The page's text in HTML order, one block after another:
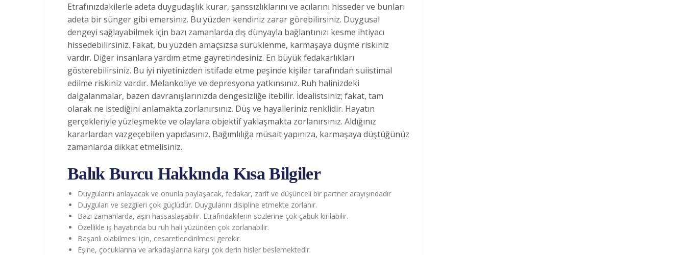
Etrafınızdakilerle adeta duygudaşlık kurar, şanssızlıklarını ve acılarını hisseder ve bunları
adeta bir sünger gibi emersiniz. Bu yüzden kendiniz zarar görebilirsiniz. Duygusal
dengeyi sağlayabilmek için bazı zamanlarda dış dünyayla bağlantınızı kesme ihtiyacı
hissedebilirsiniz. Fakat, bu yüzden amaçsızsa sürüklenme, karmaşaya düşme riskiniz
vardır. Diğer insanlara yardım etme gayretindesiniz. En büyük fedakarlıkları
gösterebilirsiniz. Bu iyi niyetinizden istifade etme peşinde kişiler tarafından suiistimal
edilme riskiniz vardır. Melankoliye ve depresyona yatkınsınız. Ruh halinizdeki
dalgalanmalar, bazen davranışlarınızda dengesizliğe itebilir. İdealistsiniz; fakat, tam
olarak ne istediğini anlamakta zorlanırsınız. Düş ve hayalleriniz renklidir. Hayatın
gerçekleriyle yüzleşmekte ve olaylara objektif yaklaşmakta zorlanırsınız. Aldığınız
kararlardan vazgeçebilen yapıdasınız. Bağımlılığa müsait yapınıza, karmaşaya düştüğünüz
zamanlarda dikkat etmelisiniz.
Balık Burcu Hakkında Kısa Bilgiler
Duygularını anlayacak ve onunla paylaşacak, fedakar, zarif ve düşünceli bir partner arayışındadır
Duyguları ve sezgileri çok güçlüdür. Duygularını disipline etmekte zorlanır.
Bazı zamanlarda, aşırı hassaslaşabilir. Etrafındakilerin sözlerine çok çabuk kırılabilir.
Özellikle iş hayatında bu ruh hali yüzünden çok zorlanabilir.
Başarılı olabilmesi için, cesaretlendirilmesi gerekir.
Eşine, çocuklarına ve arkadaşlarına karşı çok derin hisler beslemektedir.